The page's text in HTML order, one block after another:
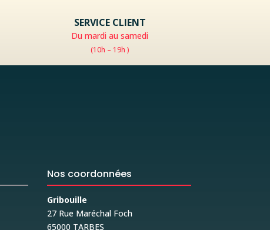
SERVICE CLIENT
Du mardi au samedi
(10h – 19h )
Nos coordonnées
Gribouille
27 Rue Maréchal Foch
65000 TARBES